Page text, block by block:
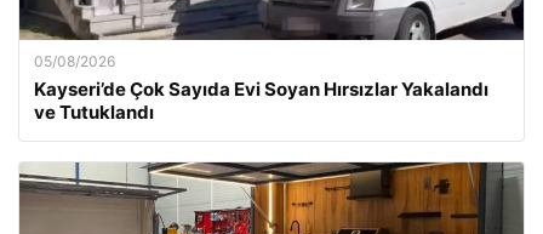
05/08/2026
Kayseri’de Çok Sayıda Evi Soyan Hırsızlar Yakalandı
ve Tutuklandı